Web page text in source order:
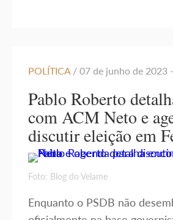
POLÍTICA / 07 de junho de 2023
Pablo Roberto
com ACM Neto e
discutir eleição em
Foto: Blog do Velame
Enquanto o PSDB não